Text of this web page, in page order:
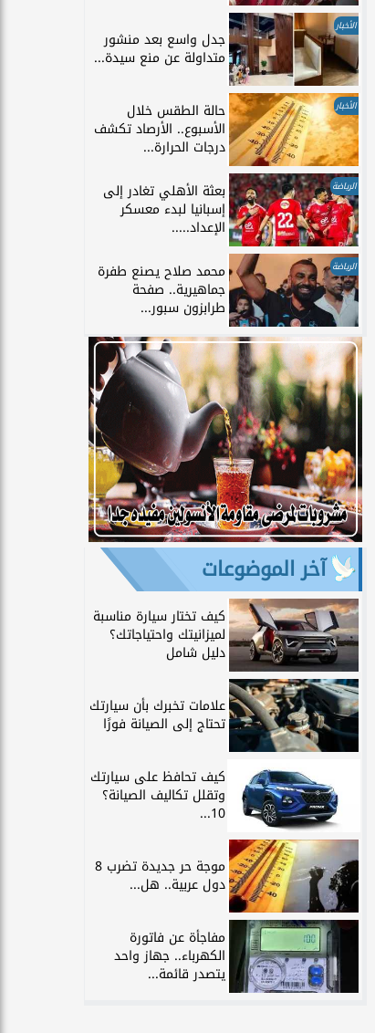
الأخبار
جدل واسع بعد منشور
متداولة عن منع سيدة...
الأخبار حالة الطقس خلال
الأسبوع.. الأرصاد تكشف
درجات الحرارة...
الرياضة بعثة الأهلي تغادر إلى
إسبانيا لبدء معسكر
الإعداد.....
الرياضة محمد صلاح يصنع طفرة
جماهيرية.. صفحة
طرابزون سبور...
آخر الموضوعات
كيف تختار سيارة مناسبة
لميزانيتك واحتياجاتك؟
دليل شامل
علامات تخبرك بأن سيارتك
تحتاج إلى الصيانة فورًا
كيف تحافظ على سيارتك
وتقلل تكاليف الصيانة؟
10...
موجة حر جديدة تضرب 8
دول عربية.. هل...
مفاجأة عن فاتورة
الكهرباء.. جهاز واحد
يتصدر قائمة...